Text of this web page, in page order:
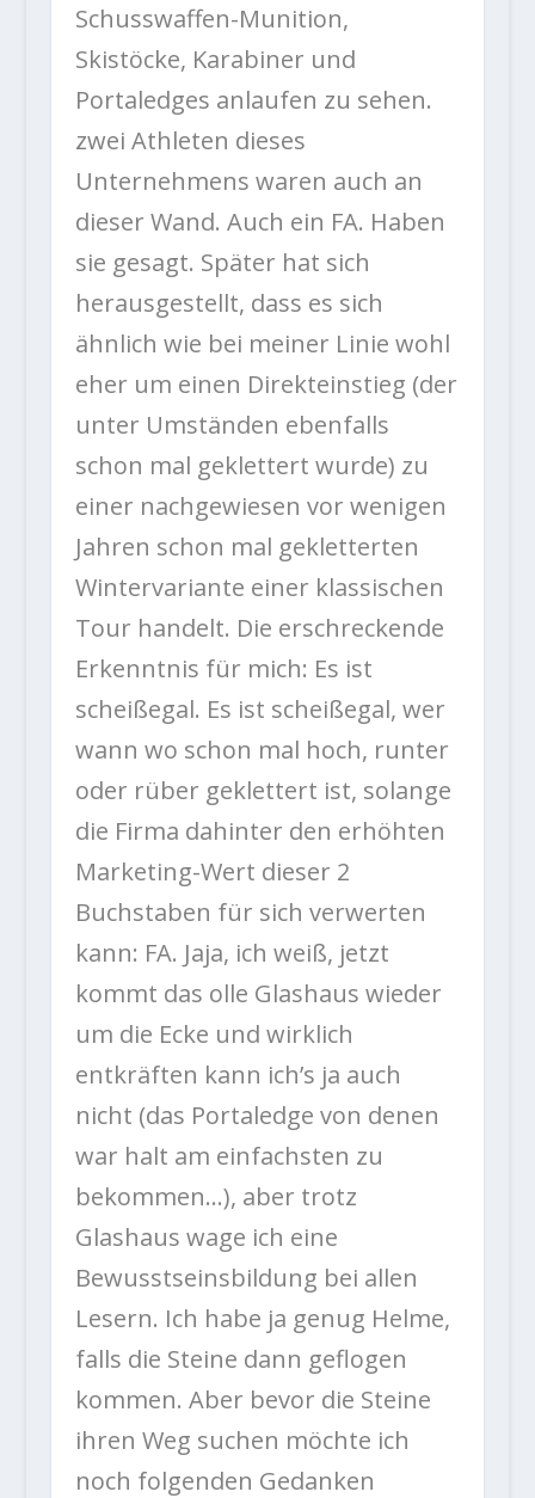
Schusswaffen-Munition,
Skistöcke, Karabiner und
Portaledges anlaufen zu sehen.
zwei Athleten dieses
Unternehmens waren auch an
dieser Wand. Auch ein FA. Haben
sie gesagt. Später hat sich
herausgestellt, dass es sich
ähnlich wie bei meiner Linie wohl
eher um einen Direkteinstieg (der
unter Umständen ebenfalls
schon mal geklettert wurde) zu
einer nachgewiesen vor wenigen
Jahren schon mal gekletterten
Wintervariante einer klassischen
Tour handelt. Die erschreckende
Erkenntnis für mich: Es ist
scheißegal. Es ist scheißegal, wer
wann wo schon mal hoch, runter
oder rüber geklettert ist, solange
die Firma dahinter den erhöhten
Marketing-Wert dieser 2
Buchstaben für sich verwerten
kann: FA. Jaja, ich weiß, jetzt
kommt das olle Glashaus wieder
um die Ecke und wirklich
entkräften kann ich’s ja auch
nicht (das Portaledge von denen
war halt am einfachsten zu
bekommen…), aber trotz
Glashaus wage ich eine
Bewusstseinsbildung bei allen
Lesern. Ich habe ja genug Helme,
falls die Steine dann geflogen
kommen. Aber bevor die Steine
ihren Weg suchen möchte ich
noch folgenden Gedanken